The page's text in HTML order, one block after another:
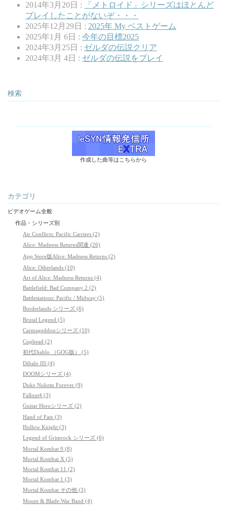
2014年3月20日 :
「メトロイド」シリーズはほとんど
プレイしたことがないぞ・・・
2025年12月29日 : 2025年 My ベストゲーム
2025年1月 6日 : 今年の目標2025
2024年3月25日 : ゼルダの伝説クリア
2024年3月 4日 : ゼルダの伝説をプレイ
検索
作成した曲等はこちらから
カテゴリ
ビデオゲーム全般
作品・シリーズ別
Air Conflicts: Pacific Carriers (2)
Alice: Madness Returns関連 (26)
App Store版Alice: Madness Returns (2)
Alice: Otherlands (10)
Art of Alice: Madness Returns (4)
Battlefield: Bad Company 2 (2)
Battlestations: Pacific / Midway (5)
Borderlands シリーズ (6)
Brutal Legend (5)
Carmageddonシリーズ (10)
Cuphead (2)
初代Diablo （GOG版） (5)
Dibalo III (4)
DOOMシリーズ (4)
Duke Nukem Forever (9)
Fallout4 (3)
Guitar Heroシリーズ (2)
Hand of Fate (3)
Hollow Knight (3)
Legend of Grimrock シリーズ (6)
Mortal Kombat 9 (8)
Mortal Kombat X (5)
Mortal Kombat 11 (2)
Mortal Kombat 1 (3)
Mortal Kombat その他 (3)
Mount & Blade:War Band (4)